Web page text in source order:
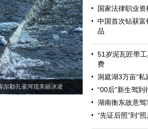
尔勒孔雀河现美丽冰凌
国家法律职业
中国首次钻获
品
51岁泥瓦匠带
费
洞庭湖3万亩“私
“00后”新生驾到
湖南衡东故意
“先证后照”到“